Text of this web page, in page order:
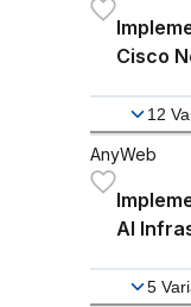
Cisco
12
AnyWeb
AI
5